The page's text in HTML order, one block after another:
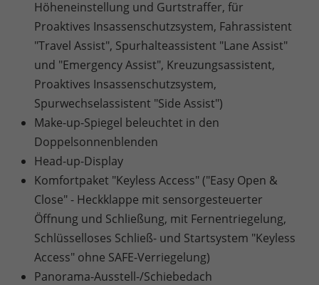
Höheneinstellung und Gurtstraffer, für
Proaktives Insassenschutzsystem, Fahrassistent
"Travel Assist", Spurhalteassistent "Lane Assist"
und "Emergency Assist", Kreuzungsassistent,
Proaktives Insassenschutzsystem,
Spurwechselassistent "Side Assist")
Make-up-Spiegel beleuchtet in den
Doppelsonnenblenden
Head-up-Display
Komfortpaket "Keyless Access" ("Easy Open &
Close" - Heckklappe mit sensorgesteuerter
Öffnung und Schließung, mit Fernentriegelung,
Schlüsselloses Schließ- und Startsystem "Keyless
Access" ohne SAFE-Verriegelung)
Panorama-Ausstell-/Schiebedach